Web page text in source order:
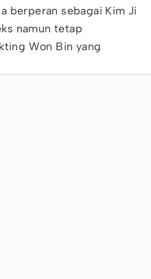
berperan sebagai Kim Ji
namun tetap
Won Bin yang